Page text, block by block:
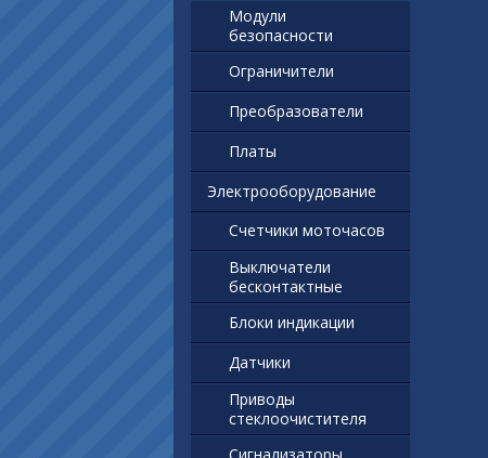
Модули
безопасности
Ограничители
Преобразователи
Платы
Электрооборудование
Счетчики моточасов
Выключатели
бесконтактные
Блоки индикации
Датчики
Приводы
стеклоочистителя